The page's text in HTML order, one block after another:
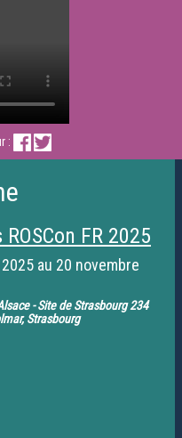
:
FR 2025
au 20 novembre
- Site de Strasbourg 234
Strasbourg